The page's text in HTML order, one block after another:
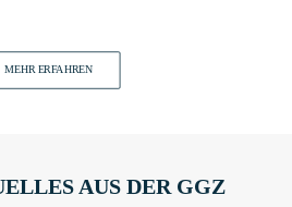
MEHR ERFAHREN
AUS DER GGZ